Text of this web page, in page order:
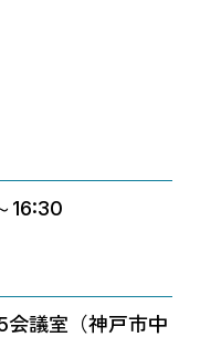
16:30
会議室（神戸市中